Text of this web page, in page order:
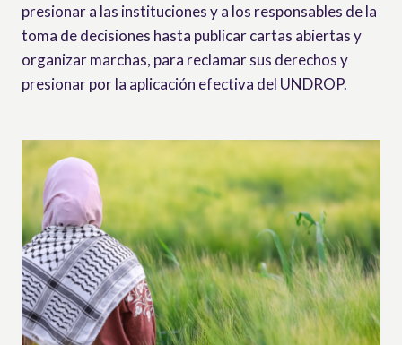
presionar a las instituciones y a los responsables de la
toma de decisiones hasta publicar cartas abiertas y
organizar marchas, para reclamar sus derechos y
presionar por la aplicación efectiva del UNDROP.